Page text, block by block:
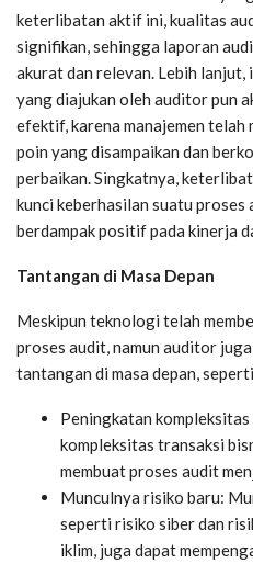
keterlibatan aktif ini, kualitas
signifikan, sehingga laporan
akurat dan relevan. Lebih lanjut,
yang diajukan oleh auditor pun
efektif, karena manajemen telah
poin yang disampaikan dan
perbaikan. Singkatnya,
kunci keberhasilan suatu proses
berdampak positif pada kinerja
Tantangan di Masa Depan
Meskipun teknologi telah
proses audit, namun auditor
tantangan di masa depan,
Peningkatan
kompleksitas transaksi
membuat proses audit
Munculnya risiko baru:
seperti risiko siber dan
iklim, juga dapat